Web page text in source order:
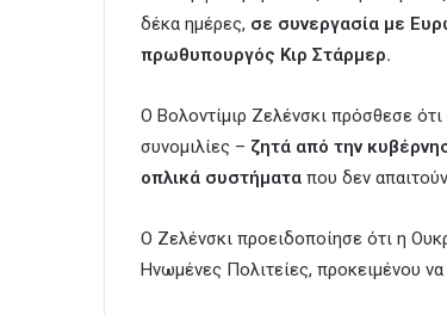
δέκα ημέρες, σε συνεργασία με
πρωθυπουργός Κιρ Στάρμερ.
Ο Βολοντίμιρ Ζελένσκι πρόσθεσε
συνομιλίες – ζητά από την
οπλικά συστήματα που δεν
Ο Ζελένσκι προειδοποίησε ότι η
Ηνωμένες Πολιτείες, προκειμένου